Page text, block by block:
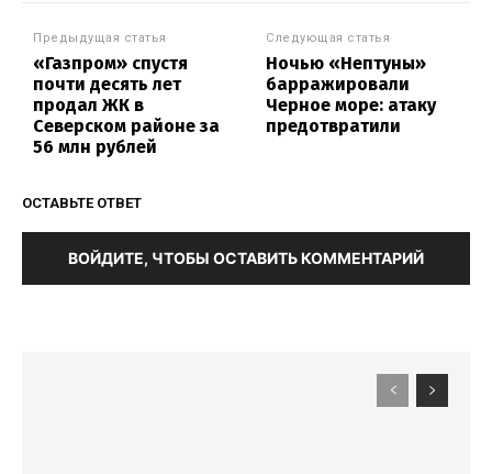
Предыдущая статья
«Газпром» спустя
почти десять лет
продал ЖК в
Северском районе за
56 млн рублей
Следующая статья
Ночью «Нептуны»
барражировали
Черное море: атаку
предотвратили
ОСТАВЬТЕ ОТВЕТ
ВОЙДИТЕ, ЧТОБЫ ОСТАВИТЬ КОММЕНТАРИЙ